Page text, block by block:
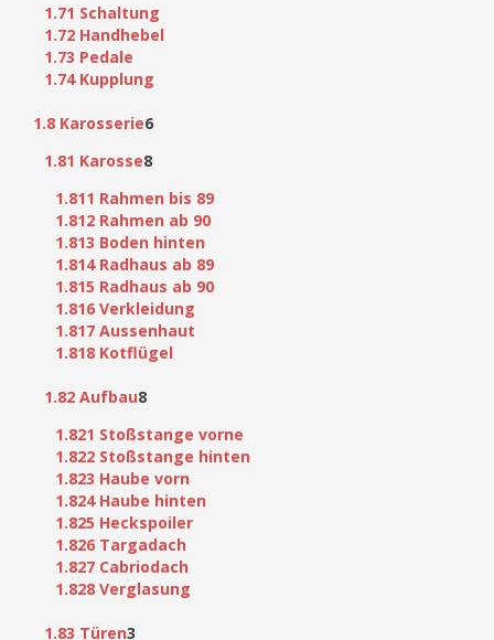
1.71 Schaltung
1.72 Handhebel
1.73 Pedale
1.74 Kupplung
1.8 Karosserie6
1.81 Karosse8
1.811 Rahmen bis 89
1.812 Rahmen ab 90
1.813 Boden hinten
1.814 Radhaus ab 89
1.815 Radhaus ab 90
1.816 Verkleidung
1.817 Aussenhaut
1.818 Kotflügel
1.82 Aufbau8
1.821 Stoßstange vorne
1.822 Stoßstange hinten
1.823 Haube vorn
1.824 Haube hinten
1.825 Heckspoiler
1.826 Targadach
1.827 Cabriodach
1.828 Verglasung
1.83 Türen3